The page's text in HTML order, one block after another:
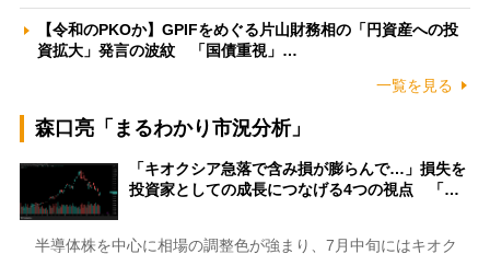
【令和のPKOか】GPIFをめぐる片山財務相の「円資産への投
資拡大」発言の波紋 「国債重視」…
一覧を見る
森口亮「まるわかり市況分析」
「キオクシア急落で含み損が膨らんで…」損失を
投資家としての成長につなげる4つの視点 「…
半導体株を中心に相場の調整色が強まり、7月中旬にはキオク